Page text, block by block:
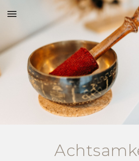
Skip to main content